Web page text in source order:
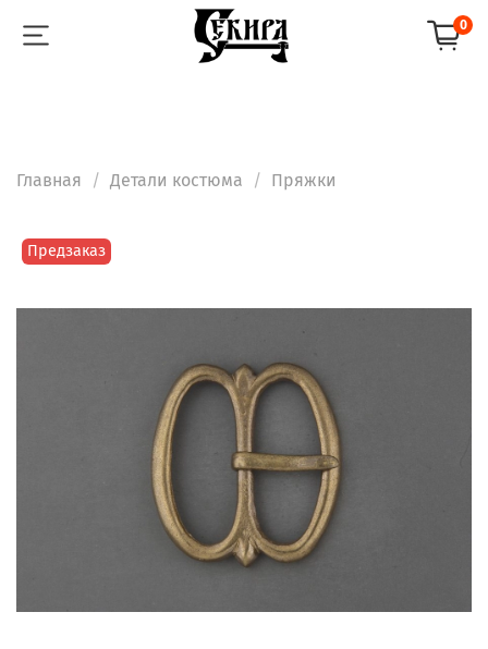
0
Главная Детали костюма Пряжки
Предзаказ